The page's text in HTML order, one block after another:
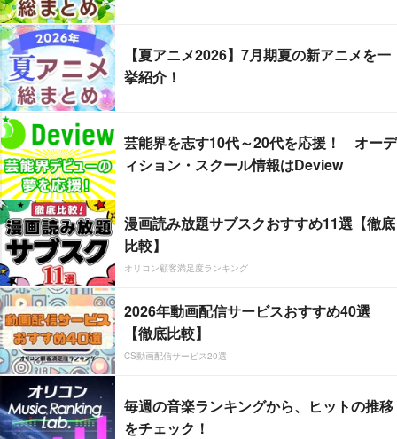
【夏アニメ2026】7月期夏の新アニメを一
挙紹介！
芸能界を志す10代～20代を応援！ オーデ
ィション・スクール情報はDeview
漫画読み放題サブスクおすすめ11選【徹底
比較】
オリコン顧客満足度ランキング
2026年動画配信サービスおすすめ40選
【徹底比較】
CS動画配信サービス20選
毎週の音楽ランキングから、ヒットの推移
をチェック！